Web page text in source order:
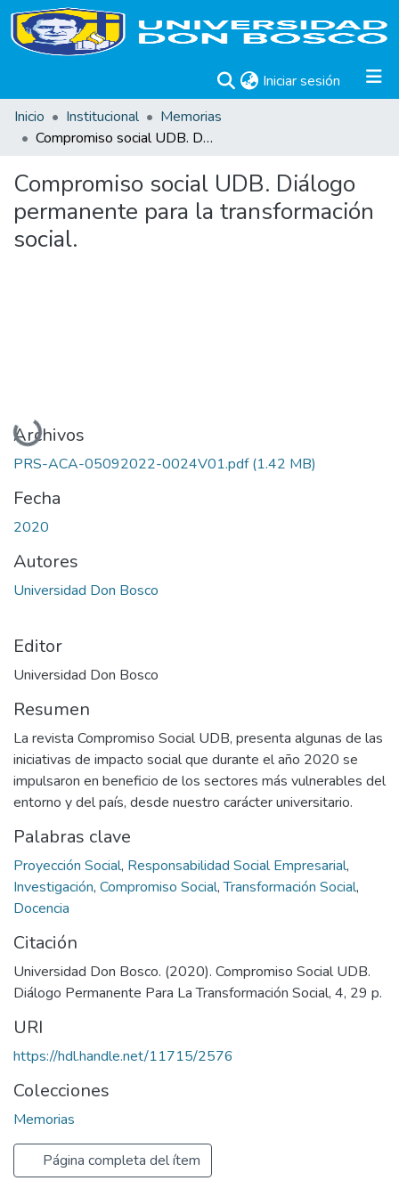
Iniciar sesión (current)
Inicio
Institucional
Memorias
Compromiso social UDB. Diálogo permanente para la transformación social.
Compromiso social UDB. Diálogo
permanente para la transformación
social.
Cargando...
Archivos
PRS-ACA-05092022-0024V01.pdf(1.42 MB)
Fecha
2020
Autores
Universidad Don Bosco
Editor
Universidad Don Bosco
Resumen
La revista Compromiso Social UDB, presenta algunas de las
iniciativas de impacto social que durante el año 2020 se
impulsaron en beneficio de los sectores más vulnerables del
entorno y del país, desde nuestro carácter universitario.
Palabras clave
Proyección Social, Responsabilidad Social Empresarial,
Investigación, Compromiso Social,Transformación Social,
Docencia
Citación
Universidad Don Bosco. (2020). Compromiso Social UDB.
Diálogo Permanente Para La Transformación Social, 4, 29 p.
URI
https://hdl.handle.net/11715/2576
Colecciones
Memorias
Página completa del ítem